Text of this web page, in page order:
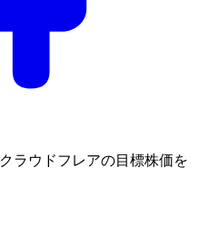
ラウドフレアの目標株価を